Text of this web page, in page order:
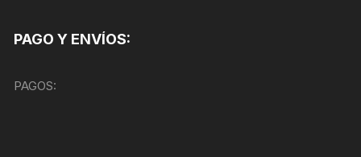
PAGO Y ENVÍOS:
PAGOS: